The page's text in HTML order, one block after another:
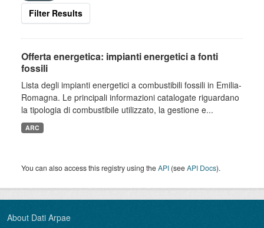
Filter Results
Offerta energetica: impianti energetici a fonti
fossili
Lista degli impianti energetici a combustibili fossili in Emilia-
Romagna. Le principali informazioni catalogate riguardano
la tipologia di combustibile utilizzato, la gestione e...
ARC
You can also access this registry using theAPI (seeAPI Docs).
About Dati Arpae